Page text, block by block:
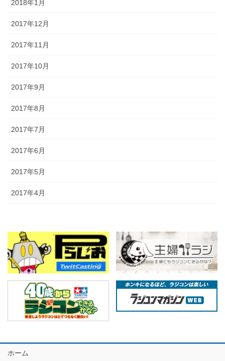
2018年1月
2017年12月
2017年11月
2017年10月
2017年9月
2017年8月
2017年7月
2017年6月
2017年5月
2017年4月
ホーム